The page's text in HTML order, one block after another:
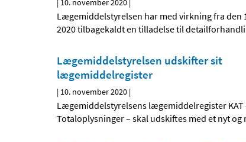
| 10. november 2020 |
Lægemiddelstyrelsen har med virkning fra den
2020 tilbagekaldt en tilladelse til
Lægemiddelstyrelsen udskifter sit
lægemiddelregister
| 10. november 2020 |
Lægemiddelstyrelsens lægemiddelregister KAT
Totaloplysninger – skal udskiftes med et nyt og